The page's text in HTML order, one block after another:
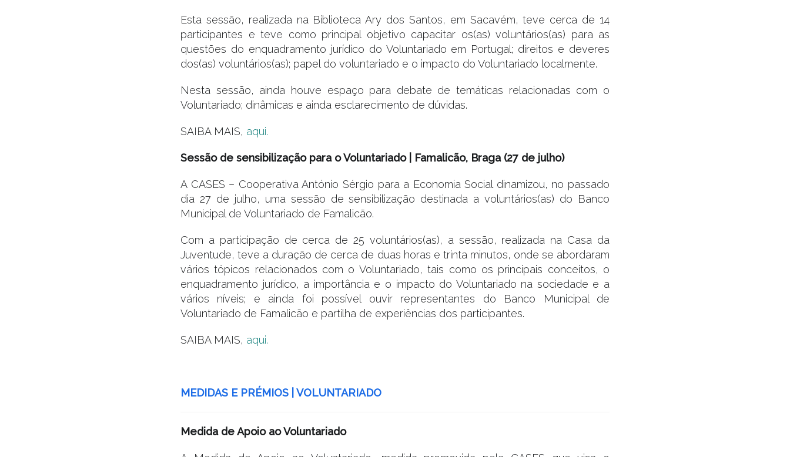
Esta sessão, realizada na Biblioteca Ary dos Santos, em Sacavém, teve cerca de 14
participantes e teve como principal objetivo capacitar os(as) voluntários(as) para as
questões do enquadramento jurídico do Voluntariado em Portugal; direitos e deveres
dos(as) voluntários(as); papel do voluntariado e o impacto do Voluntariado localmente.
Nesta sessão, ainda houve espaço para debate de temáticas relacionadas com o
Voluntariado; dinâmicas e ainda esclarecimento de dúvidas.
SAIBA MAIS, aqui.
Sessão de sensibilização para o Voluntariado | Famalicão, Braga (27 de julho)
A CASES – Cooperativa António Sérgio para a Economia Social dinamizou, no passado
dia 27 de julho, uma sessão de sensibilização destinada a voluntários(as) do Banco
Municipal de Voluntariado de Famalicão.
Com a participação de cerca de 25 voluntários(as), a sessão, realizada na Casa da
Juventude, teve a duração de cerca de duas horas e trinta minutos, onde se abordaram
vários tópicos relacionados com o Voluntariado, tais como os principais conceitos, o
enquadramento jurídico, a importância e o impacto do Voluntariado na sociedade e a
vários níveis; e ainda foi possível ouvir representantes do Banco Municipal de
Voluntariado de Famalicão e partilha de experiências dos participantes.
SAIBA MAIS, aqui.
MEDIDAS E PRÉMIOS | VOLUNTARIADO
Medida de Apoio ao Voluntariado